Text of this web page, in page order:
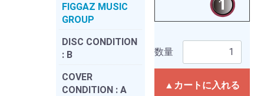
FIGGAZ MUSIC
GROUP
DISC CONDITION
: B
COVER
CONDITION : A
数量
▲カートに入れる